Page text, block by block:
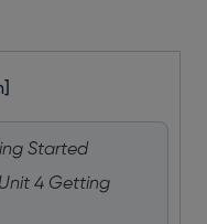
Started
4 Getting